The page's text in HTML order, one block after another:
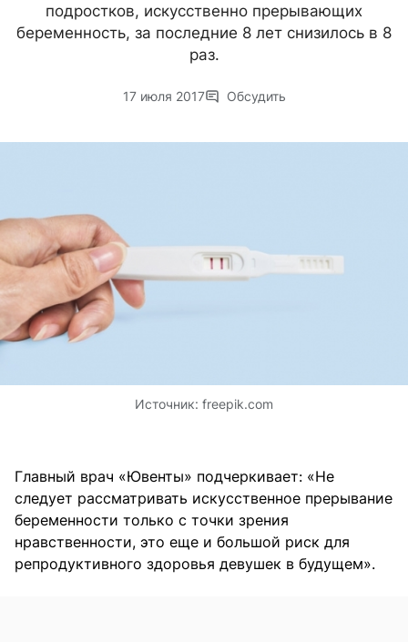
подростков, искусственно прерывающих
беременность, за последние 8 лет снизилось в 8
раз.
17 июля 2017 Обсудить
Источник: freepik.com
Главный врач «Ювенты» подчеркивает: «Не
следует рассматривать искусственное прерывание
беременности только с точки зрения
нравственности, это еще и большой риск для
репродуктивного здоровья девушек в будущем».